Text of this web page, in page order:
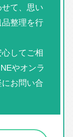
て、思い
整理を行
してご相
やオンラ
お問い合